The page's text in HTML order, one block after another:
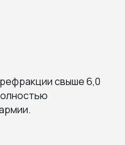
свыше 6,0